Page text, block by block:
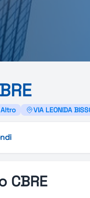
BRE
Altro VIA LEONIDA
CBRE